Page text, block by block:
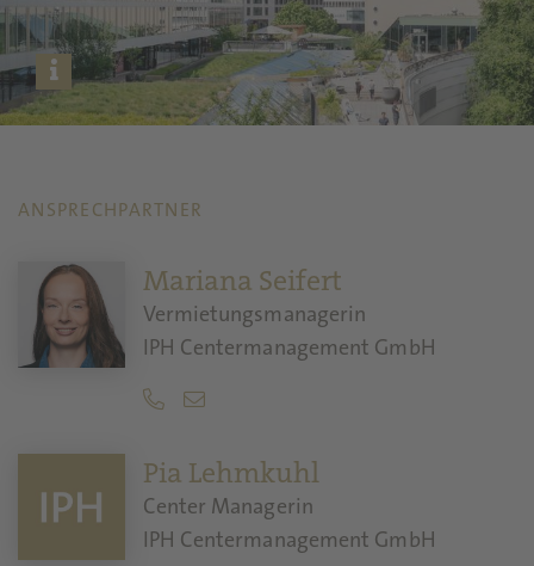
ANSPRECHPARTNER
Mariana Seifert
Vermietungsmanagerin
IPH Centermanagement GmbH
Pia Lehmkuhl
Center Managerin
IPH Centermanagement GmbH